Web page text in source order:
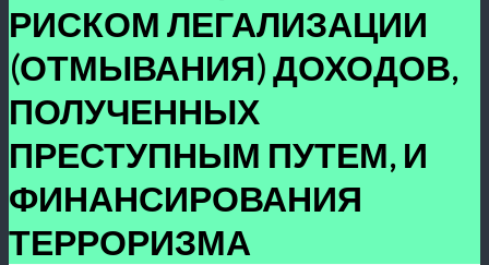
РИСКОМ ЛЕГАЛИЗАЦИИ
(ОТМЫВАНИЯ) ДОХОДОВ,
ПОЛУЧЕННЫХ
ПРЕСТУПНЫМ ПУТЕМ, И
ФИНАНСИРОВАНИЯ
ТЕРРОРИЗМА